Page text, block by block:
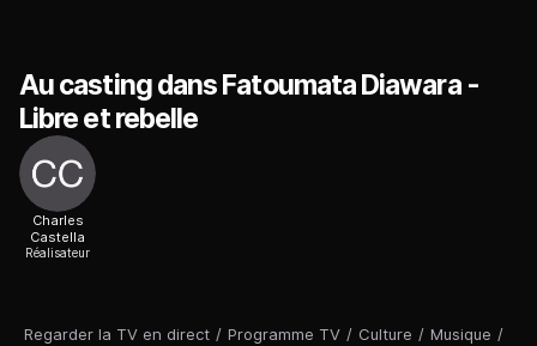
Regarder la TV en direct / Programme TV / Culture / Musique /
Au casting dans Fatoumata Diawara -
Libre et rebelle
Charles
Castella
Réalisateur